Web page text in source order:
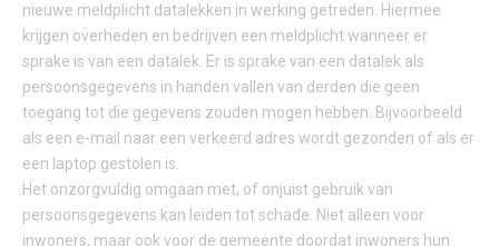
nieuwe meldplicht datalekken in werking getreden. Hiermee
krijgen overheden en bedrijven een meldplicht wanneer er
sprake is van een datalek. Er is sprake van een datalek als
persoonsgegevens in handen vallen van derden die geen
toegang tot die gegevens zouden mogen hebben. Bijvoorbeeld
als een e-mail naar een verkeerd adres wordt gezonden of als er
een laptop gestolen is.
Het onzorgvuldig omgaan met, of onjuist gebruik van
persoonsgegevens kan leiden tot schade. Niet alleen voor
inwoners, maar ook voor de gemeente doordat inwoners hun